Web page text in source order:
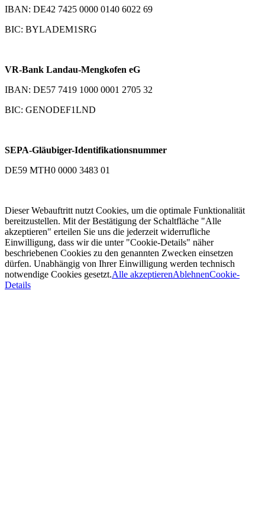
IBAN: DE42 7425 0000 0140 6022 69
BIC: BYLADEM1SRG
VR-Bank Landau-Mengkofen eG
IBAN: DE57 7419 1000 0001 2705 32
BIC: GENODEF1LND
SEPA-Gläubiger-Identifikationsnummer
DE59 MTH0 0000 3483 01
Dieser Webauftritt nutzt Cookies, um die optimale Funktionalität
bereitzustellen. Mit der Bestätigung der Schaltfläche "Alle
akzeptieren" erteilen Sie uns die jederzeit widerrufliche
Einwilligung, dass wir die unter "Cookie-Details" näher
beschriebenen Cookies zu den genannten Zwecken einsetzen
dürfen. Unabhängig von Ihrer Einwilligung werden technisch
notwendige Cookies gesetzt.Alle akzeptierenAblehnenCookie-
Details